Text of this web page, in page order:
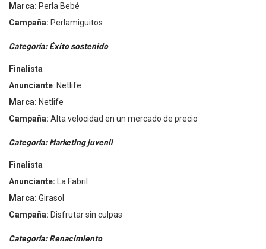
Marca: Perla Bebé
Campaña: Perlamiguitos
Categoría: Éxito sostenido
Finalista
Anunciante: Netlife
Marca: Netlife
Campaña: Alta velocidad en un mercado de precio
Categoría: Marketing juvenil
Finalista
Anunciante:
La Fabril
Marca: Girasol
Campaña: Disfrutar sin culpas
Categoría: Renacimiento